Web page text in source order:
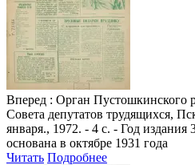
Вперед : Орган
Совета депутатов трудящихся,
января., 1972. - 4 с. - Год издания
основана в октябре 1931 года
Читать Подробнее